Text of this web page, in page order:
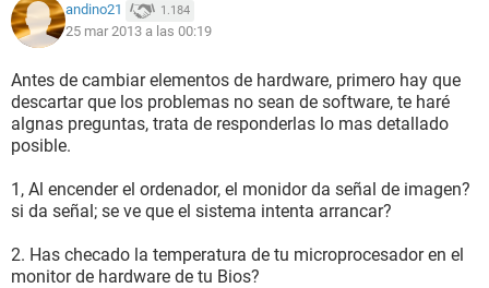
andino21 1.184
25 mar 2013 a las 00:19
Antes de cambiar elementos de hardware, primero hay que
descartar que los problemas no sean de software, te haré
algnas preguntas, trata de responderlas lo mas detallado
posible.
1, Al encender el ordenador, el monidor da señal de imagen?
si da señal; se ve que el sistema intenta arrancar?
2. Has checado la temperatura de tu microprocesador en el
monitor de hardware de tu Bios?